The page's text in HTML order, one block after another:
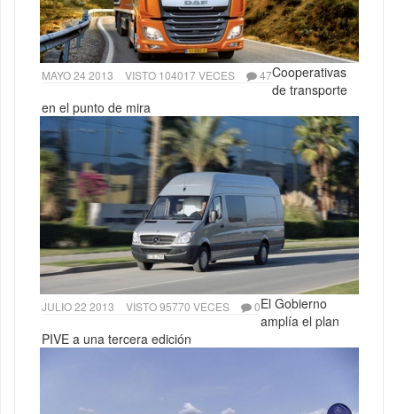
MAYO 24 2013 VISTO 104017 VECES 47Cooperativas
de transporte
en el punto de mira
JULIO 22 2013 VISTO 95770 VECES 0El Gobierno
amplía el plan
PIVE a una tercera edición